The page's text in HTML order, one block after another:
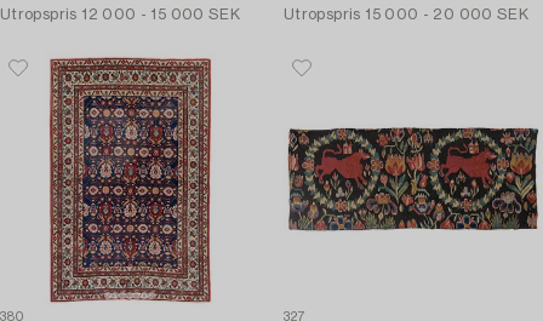
Utropspris 12 000 - 15 000 SEK
Utropspris 15 000 - 20 000 SEK
380 327